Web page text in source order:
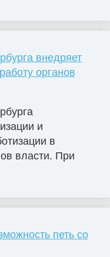
внедряет
органов
и
в
власти. При
петь со